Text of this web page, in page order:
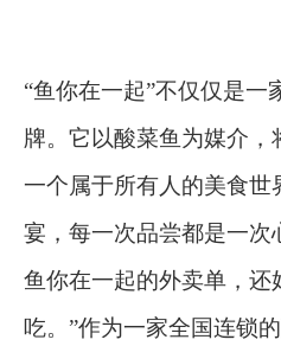
“鱼你在一起”不仅仅是
牌。它以酸菜鱼为媒介
一个属于所有人的美食
宴，每一次品尝都是一次
鱼你在一起的外卖单，还
吃。”作为一家全国连锁